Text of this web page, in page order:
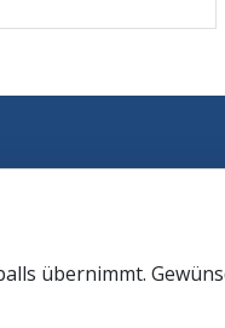
übernimmt.